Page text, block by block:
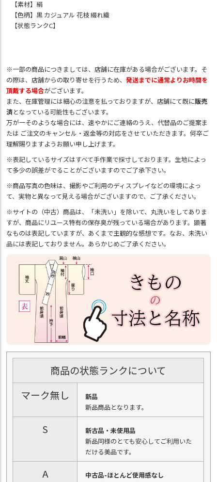
【素材】絹
【色柄】黒 カジュアル 花枝 綴れ織
【状態ランクC】
※一部の商品につきましては、店舗に在庫がある場合がございます。そ
の際は、店舗からの取り寄せを行うため、発送までに通常よりお時間を
頂戴する場合がございます。
また、在庫管理には細心の注意を払っておりますが、店舗にて既に販売
済となっている可能性もございます。
万が一そのような場合には、速やかにご連絡のうえ、代替品のご提案ま
たは ご注文のキャンセル・返金等の対応をさせていただきます。何卒ご
理解賜りますようお願い申し上げます。
※表記しているサイズはすべて手作業で採寸しております。生地によっ
て多少の誤差がでることがございますのでご了承下さい。
※商品写真の色味は、撮影やご利用のディスプレイなどの環境によっ
て、実物と異なって見える場合がございますので、ご了承ください。
※サイトの（中古）商品は、「未洗い」を除いて、丸洗いをしてありま
すが、商品にリユース特有の保存臭が残っている場合があります。顕著
なものは表記していますが、あくまで主観的な感想です。なお、未洗い
品には表記しておりません。あらかじめご了承ください。
商品の状態ランクについて
マーク無し
新品
新品商品となります。
S
新古品・未使用品
新品同様のとても安心してご利用いた
だける美品です。
A
中古品-ほとんど使用感なし